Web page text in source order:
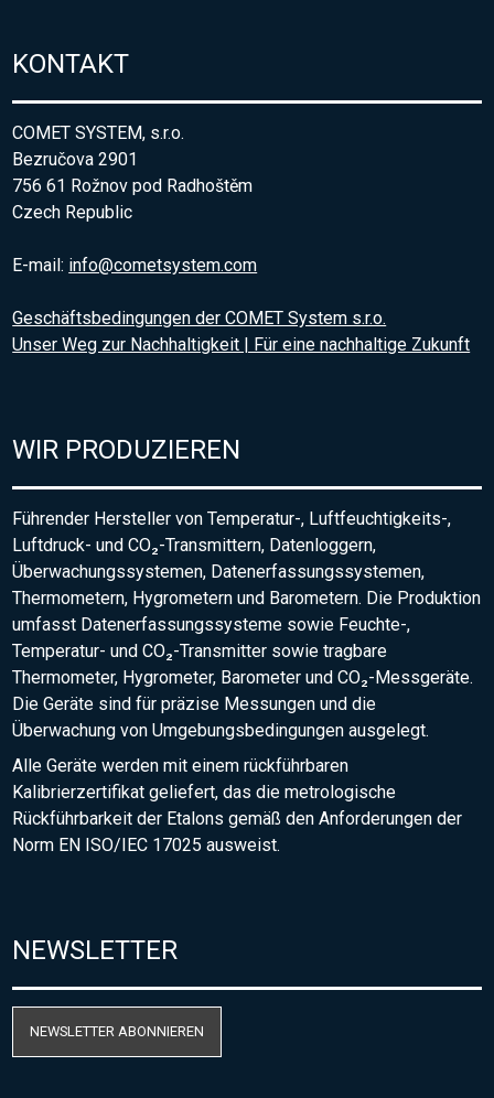
KONTAKT
COMET SYSTEM, s.r.o.
Bezručova 2901
756 61 Rožnov pod Radhoštěm
Czech Republic
E-mail: info@cometsystem.com
Geschäftsbedingungen der COMET System s.r.o.
Unser Weg zur Nachhaltigkeit | Für eine nachhaltige Zukunft
WIR PRODUZIEREN
Führender Hersteller von Temperatur-, Luftfeuchtigkeits-,
Luftdruck- und CO₂-Transmittern, Datenloggern,
Überwachungssystemen, Datenerfassungssystemen,
Thermometern, Hygrometern und Barometern. Die Produktion
umfasst Datenerfassungssysteme sowie Feuchte-,
Temperatur- und CO₂-Transmitter sowie tragbare
Thermometer, Hygrometer, Barometer und CO₂-Messgeräte.
Die Geräte sind für präzise Messungen und die
Überwachung von Umgebungsbedingungen ausgelegt.
Alle Geräte werden mit einem rückführbaren
Kalibrierzertifikat geliefert, das die metrologische
Rückführbarkeit der Etalons gemäß den Anforderungen der
Norm EN ISO/IEC 17025 ausweist.
NEWSLETTER
NEWSLETTER ABONNIEREN